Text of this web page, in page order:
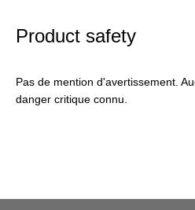
Product safety
Pas de mention d'avertissement.
danger critique connu.